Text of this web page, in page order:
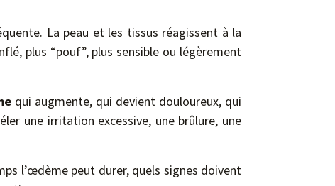
La peau et les tissus réagissent à la
plus “pouf”, plus sensible ou légèrement
qui augmente, qui devient douloureux, qui
une irritation excessive, une brûlure, une
l’œdème peut durer, quels signes doivent